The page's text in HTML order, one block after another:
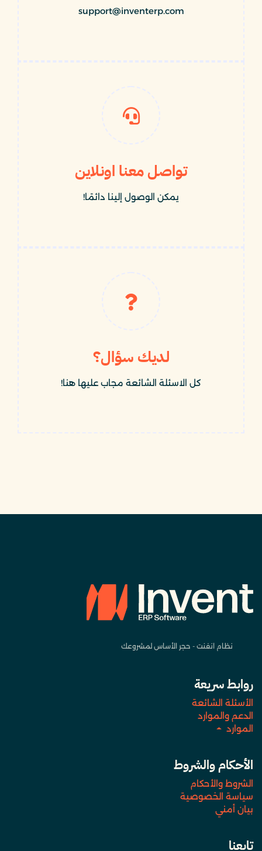
support@inventerp.com
تواصل معنا اونلاين
يمكن الوصول إلينا دائمًا!
لديك سؤال؟
كل الاسئلة الشائعة مجاب عليها هنا!
نظام انفنت - حجر الأساس لمشروعك
روابط سريعة
الأسئلة الشائعة
الدعم والموارد
الموارد
الأحكام والشروط
الشروط والأحكام
سياسة الخصوصية
بيان أمني
تابعنا